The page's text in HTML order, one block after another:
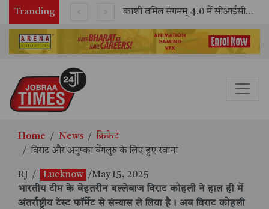
Tranding काशी तमिल संगमम् 4.0 में सीआईसीटी का स्टॉल बना तमिल भाषा और संस्कृति का केंद्र, ‘तमिल करकलाम’ से सीखना हुआ सरल
Home News
क्रिकेट
विराट और अनुष्का बेंगलुरु के लिए हुए रवाना
RJ / Lucknow /May 15, 2025
भारतीय टीम के बेहतरीन बल्लेबाज विराट कोहली ने हाल ही में
अंतर्राष्ट्रीय टेस्ट फॉर्मेट से संन्यास ले लिया है। अब विराट कोहली